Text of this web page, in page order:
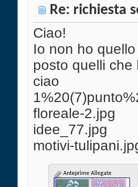
Re: richiesta
Ciao!
Io non ho
posto quelli che
ciao
floreale-2.jpg
idee_77.jpg
motivi-
Anteprime Allegate